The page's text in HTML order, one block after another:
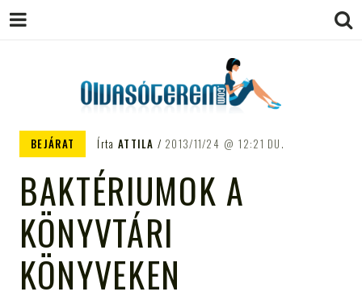
OLVASÓTEREM.COM – AZ
EGÉSZSÉGES OLVASÁS
TÁMOGATÓJA
BEJÁRAT Írta ATTILA 2013/11/24 12:21 DU.
BAKTÉRIUMOK A
KÖNYVTÁRI
KÖNYVEKEN